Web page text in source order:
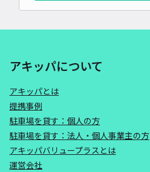
アキッパについて
アキッパとは
提携事例
駐車場を貸す：個人の方
駐車場を貸す：法人・個人事業主の方
アキッパバリュープラスとは
運営会社